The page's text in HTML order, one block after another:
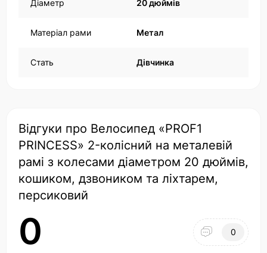
Діаметр 20 дюймів
Матеріал рами Метал
Стать Дівчинка
Відгуки про Велосипед «PROF1
PRINCESS» 2-колісний на металевій
рамі з колесами діаметром 20 дюймів,
кошиком, дзвоником та ліхтарем,
персиковий
0 0